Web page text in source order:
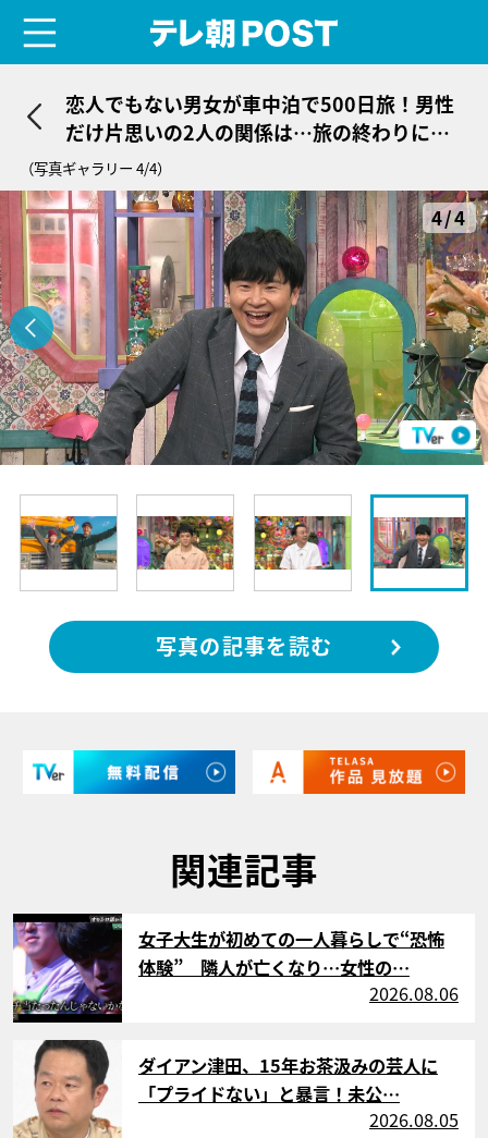
恋人でもない男女が車中泊で500日旅！男性
だけ片思いの2人の関係は…旅の終わりにま
さかの結末
（写真ギャラリー 4/4）
4/4
写真の記事を読む
関連記事
サムネイル
女子大生が初めての一人暮らしで“恐怖
体験” 隣人が亡くなり…女性の…
2026.08.06
ダイアン津田、15年お茶汲みの芸人に
「プライドない」と暴言！未公…
2026.08.05